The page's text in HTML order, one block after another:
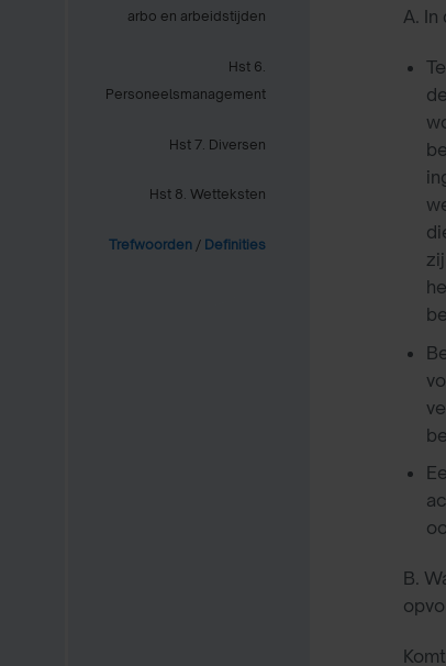
arbo en arbeidstijden
Hst 6.
Personeelsmanagement
Hst 7. Diversen
Hst 8. Wetteksten
Trefwoorden / Definities
A.
B.